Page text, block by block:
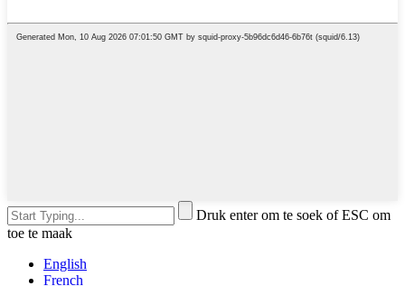
Druk enter om te soek of ESC om
toe te maak
English
French